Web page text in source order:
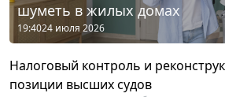
шуметь в жилых домах
19:4024 июля 2026
Налоговый контроль и
позиции высших судов